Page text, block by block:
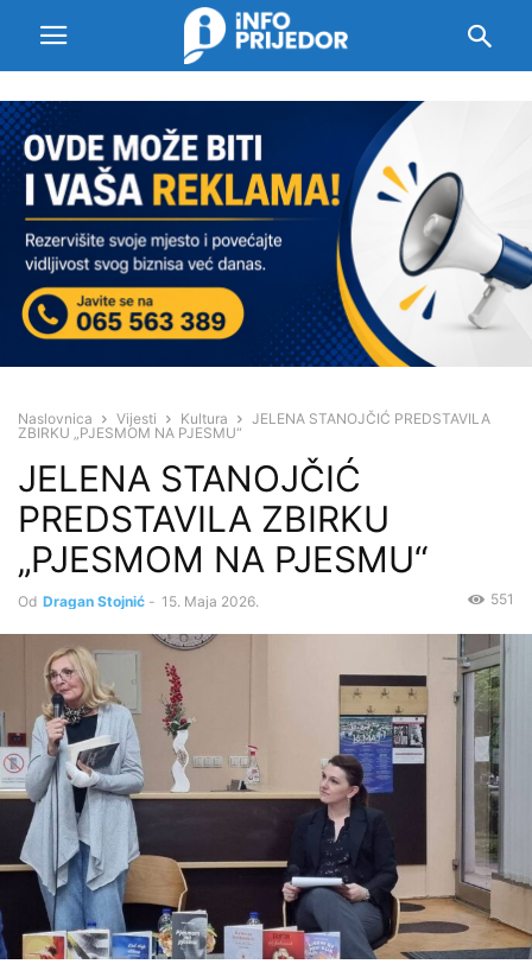
Naslovnica Vijesti Kultura
JELENA STANOJČIĆ PREDSTAVILA
ZBIRKU „PJESMOM NA PJESMU“
JELENA STANOJČIĆ
PREDSTAVILA ZBIRKU
„PJESMOM NA PJESMU“
Od Dragan Stojnić - 15. Maja 2026. 551